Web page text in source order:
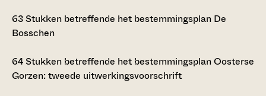
63Stukken betreffende het bestemmingsplan De
Bosschen
64Stukken betreffende het bestemmingsplan Oosterse
Gorzen: tweede uitwerkingsvoorschrift